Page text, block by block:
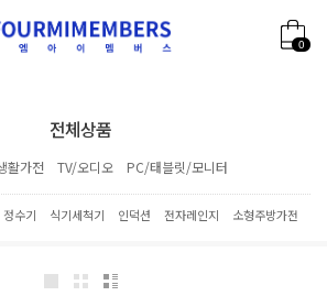
0
전체상품
활가전 TV/오디오 PC/태블릿/모니터
정수기 식기세척기 인덕션 전자레인지 소형주방가전